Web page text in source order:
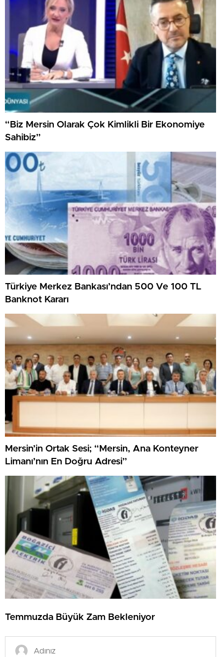
“Biz Mersin Olarak Çok Kimlikli Bir Ekonomiye
Sahibiz”
Türkiye Merkez Bankası’ndan 500 Ve 100 TL
Banknot Kararı
Mersin’in Ortak Sesi; “Mersin, Ana Konteyner
Limanı’nın En Doğru Adresi”
Temmuzda Büyük Zam Bekleniyor